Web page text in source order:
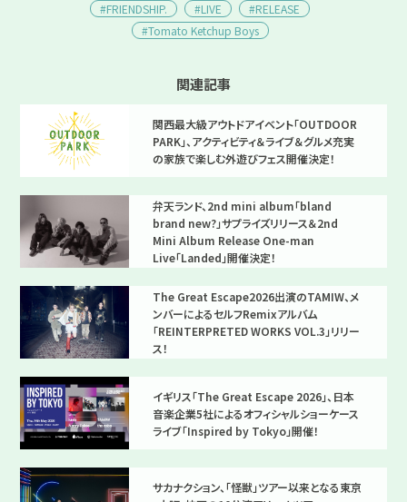
#FRIENDSHIP. #LIVE
#RELEASE
#Tomato Ketchup Boys
関連記事
関西最大級アウトドアイベント「OUTDOOR
PARK」、アクティビティ＆ライブ＆グルメ充実
の家族で楽しむ外遊びフェス開催決定！
弁天ランド、2nd mini album「bland
brand new?」サプライズリリース＆2nd
Mini Album Release One-man
Live「Landed」開催決定！
The Great Escape2026出演のTAMIW、メ
ンバーによるセルフRemixアルバム
「REINTERPRETED WORKS VOL.3」リリー
ス！
イギリス「The Great Escape 2026」、日本
音楽企業5社によるオフィシャルショーケース
ライブ「Inspired by Tokyo」開催！
サカナクション、「怪獣」ツアー以来となる東京